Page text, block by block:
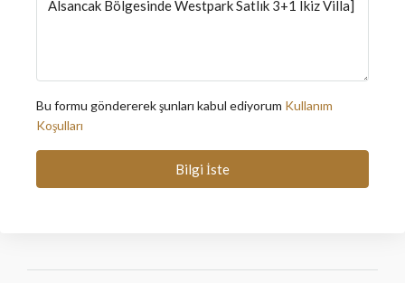
Bu formu göndererek şunları kabul ediyorum Kullanım
Koşulları
Bilgi İste